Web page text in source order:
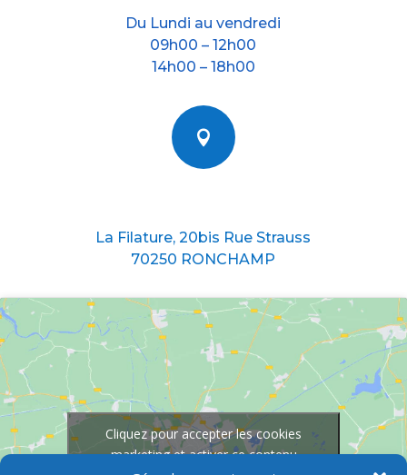
Du Lundi au vendredi
09h00 – 12h00
14h00 – 18h00

La Filature, 20bis Rue Strauss
70250 RONCHAMP
Cliquez pour accepter les cookies
marketing et activer ce contenu